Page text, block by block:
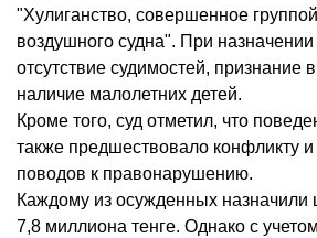
"Хулиганство, совершенное
воздушного судна". При назначении
отсутствие судимостей, признание
наличие малолетних детей.
Кроме того, суд отметил, что
также предшествовало конфликту
поводов к правонарушению.
Каждому из осужденных
7,8 миллиона тенге. Однако с